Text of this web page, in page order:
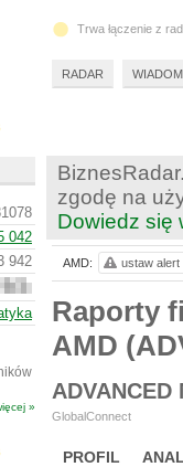
zgodę na
Dowiedz się
Raporty
AMD
ADVANCED
GlobalConnect
PROFIL
AMD: ustaw alert
042
942
2
973
927
»
Trwa łączenie z
RADAR